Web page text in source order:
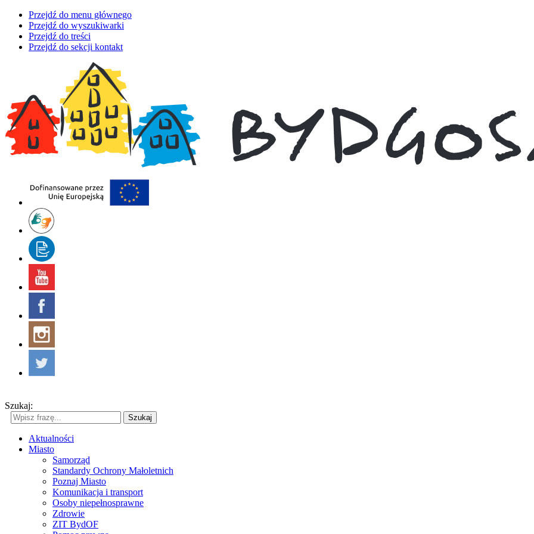
Przejdź do menu głównego
Przejdź do wyszukiwarki
Przejdź do treści
Przejdź do sekcji kontakt
Szukaj:
Szukaj
Aktualności
Miasto
Samorząd
Standardy Ochrony Małoletnich
Poznaj Miasto
Komunikacja i transport
Osoby niepełnosprawne
Zdrowie
ZIT BydOF